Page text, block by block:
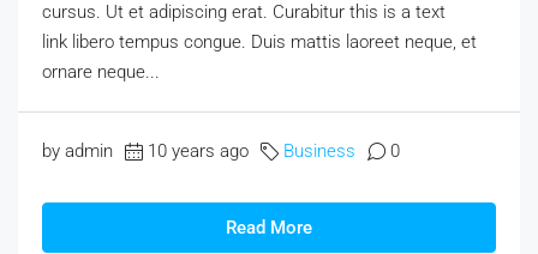
cursus. Ut et adipiscing erat. Curabitur this is a text
link libero tempus congue. Duis mattis laoreet neque, et
ornare neque...
by admin 10 years ago Business 0
Read More